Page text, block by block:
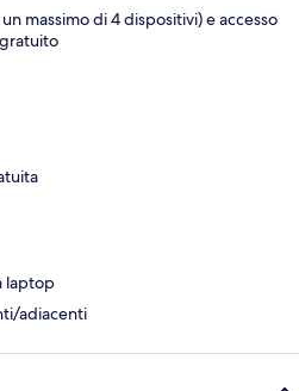
massimo di 4 dispositivi) e accesso
laptop
adiacenti